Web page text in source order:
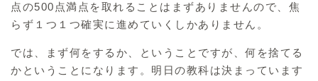
点の500点満点を取れることはまずありませんので、焦
らず１つ１つ確実に進めていくしかありません。
では、まず何をするか、ということですが、何を捨てる
かということになります。明日の教科は決まっています